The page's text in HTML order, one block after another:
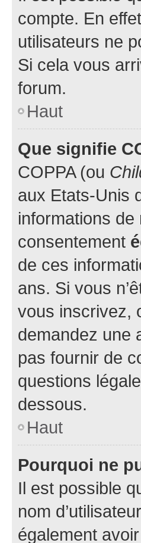
compte. En
utilisateurs ne
Si cela vous
forum.
Haut
Que signifie
COPPA (ou
aux Etats-Unis
informations
consentement
de ces
ans. Si vous
vous inscrivez,
demandez une
pas fournir de
questions
dessous.
Haut
Pourquoi ne
Il est possible
nom
également